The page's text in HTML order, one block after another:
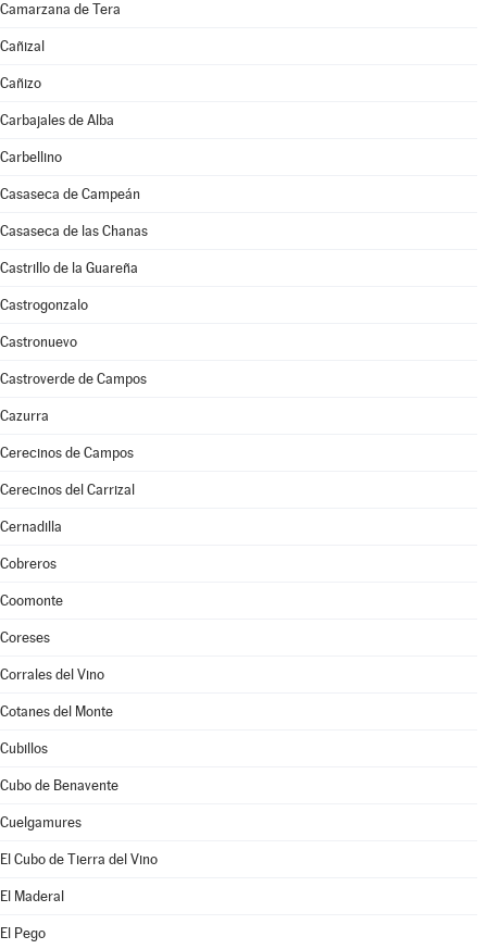
Camarzana de Tera
Cañizal
Cañizo
Carbajales de Alba
Carbellino
Casaseca de Campeán
Casaseca de las Chanas
Castrillo de la Guareña
Castrogonzalo
Castronuevo
Castroverde de Campos
Cazurra
Cerecinos de Campos
Cerecinos del Carrizal
Cernadilla
Cobreros
Coomonte
Coreses
Corrales del Vino
Cotanes del Monte
Cubillos
Cubo de Benavente
Cuelgamures
El Cubo de Tierra del Vino
El Maderal
El Pego